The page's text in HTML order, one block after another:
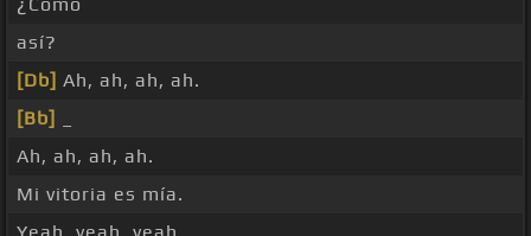
así?
[Db] Ah, ah, ah, ah.
[Bb]
Ah, ah, ah, ah.
Mi vitoria es mía.